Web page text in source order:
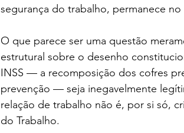
segurança do trabalho, permanece
O que parece ser uma questão
estrutural sobre o desenho
INSS — a recomposição dos cofres
prevenção — seja inegavelmente
relação de trabalho não é, por si só,
do Trabalho.